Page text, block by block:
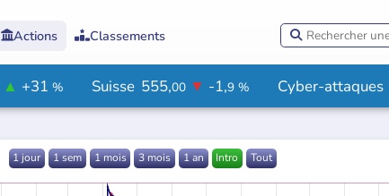
Actions Classements 
Cyber-attaques135,30 ▲+3,4 Argentine
1 jour 1 sem 1 mois 3 mois 1 an Intro Tout